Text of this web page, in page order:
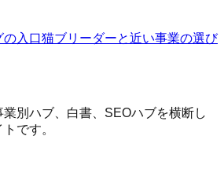
入口猫ブリーダーと近い事業の選び
別ハブ、白書、SEOハブを横断し
です。